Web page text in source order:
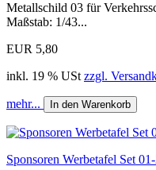
Metallschild 03 für
Maßstab: 1/43...
EUR 5,80
inkl. 19 % USt zzgl.
mehr... In den Warenkorb
Sponsoren Werbetafel Set